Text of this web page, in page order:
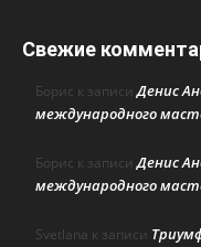
Свежие
Борис к записиДенис
международного
Борис к записиДенис
международного
Svetlana к записи